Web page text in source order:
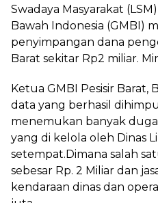
Swadaya Masyarakat
Bawah Indonesia (GMBI)
penyimpangan dana
Barat sekitar Rp2 miliar.
Ketua GMBI Pesisir Barat,
data yang berhasil
menemukan banyak
yang di kelola oleh Dinas
setempat.Dimana salah
sebesar Rp. 2 Miliar dan
kendaraan dinas dan